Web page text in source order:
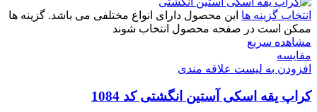
انتخاب گزینه ها این محصول دارای انواع مختلفی می باشد. گزینه ها
ممکن است در صفحه محصول انتخاب شوند
مشاهده سریع
مقایسه
افزودن به لیست علاقه مندی
کراپ یقه اسکی آستین انگشتی کد 1084